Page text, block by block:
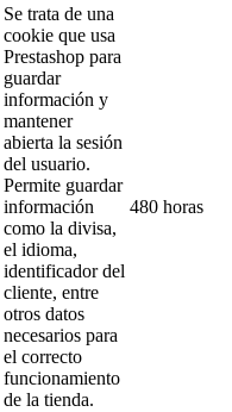
Se trata de una
cookie que usa
Prestashop para
guardar
información y
mantener
abierta la sesión
del usuario.
Permite guardar
información
como la divisa,
el idioma,
identificador del
cliente, entre
otros datos
necesarios para
el correcto
funcionamiento
de la tienda.
480 horas